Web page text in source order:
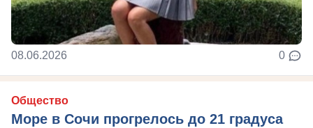
08.06.2026 0
Общество
Море в Сочи прогрелось до 21 градуса